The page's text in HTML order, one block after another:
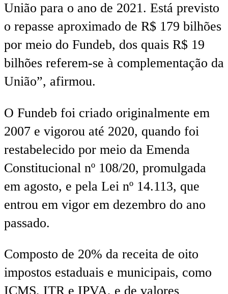
União para o ano de 2021. Está previsto
o repasse aproximado de R$ 179 bilhões
por meio do Fundeb, dos quais R$ 19
bilhões referem-se à complementação da
União”, afirmou.
O Fundeb foi criado originalmente em
2007 e vigorou até 2020, quando foi
restabelecido por meio da Emenda
Constitucional nº 108/20, promulgada
em agosto, e pela Lei nº 14.113, que
entrou em vigor em dezembro do ano
passado.
Composto de 20% da receita de oito
impostos estaduais e municipais, como
ICMS, ITR e IPVA, e de valores